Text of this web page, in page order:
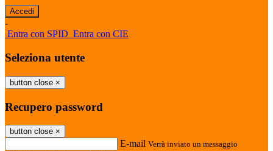
-
Entra con SPID Entra con CIE
Seleziona utente
button close ×
Recupero password
button close ×
E-mail Verrà inviato un messaggio